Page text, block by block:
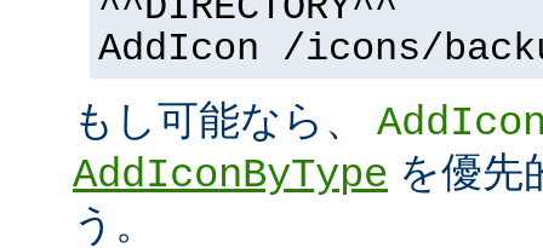
AddIcon /icons/
もし可能なら、
AddIconByType を優先
う。